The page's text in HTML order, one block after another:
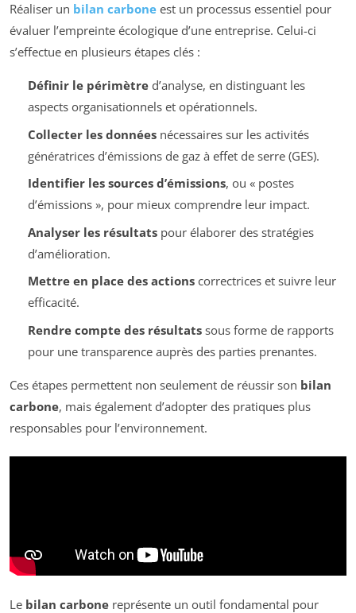
Réaliser un bilan carbone est un processus essentiel pour
évaluer l’empreinte écologique d’une entreprise. Celui-ci
s’effectue en plusieurs étapes clés :
Définir le périmètred’analyse, en distinguant les
aspects organisationnels et opérationnels.
Collecter les donnéesnécessaires sur les activités
génératrices d’émissions de gaz à effet de serre (GES).
Identifier les sources d’émissions, ou « postes
d’émissions », pour mieux comprendre leur impact.
Analyser les résultatspour élaborer des stratégies
d’amélioration.
Mettre en place des actionscorrectrices et suivre leur
efficacité.
Rendre compte des résultatssous forme de rapports
pour une transparence auprès des parties prenantes.
Ces étapes permettent non seulement de réussir son bilan
carbone, mais également d’adopter des pratiques plus
responsables pour l’environnement.
Le bilan carbone représente un outil fondamental pour